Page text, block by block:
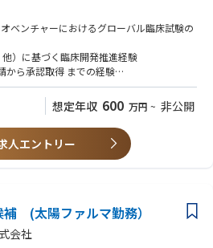
赴任（209 West Central Street, Suite 307
能性もございます
ベンチャーにおけるグローバル臨床試験の
他）に基づく臨床開発推進経験
から承認取得 までの経験
及びNS Pharma やCRO との英語での電
想定年収 600 万円 ~ 非公開
人エントリー
(太陽ファルマ勤務）
会社